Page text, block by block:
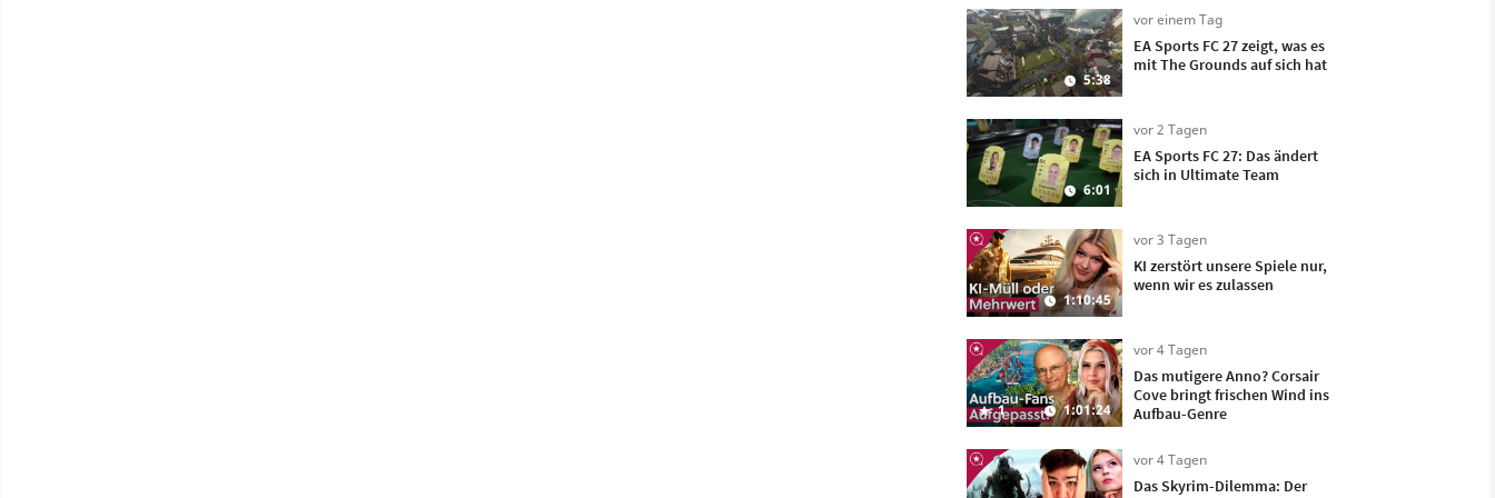
5:38
vor einem Tag
EA Sports FC 27 zeigt, was es
mit The Grounds auf sich hat
6:01
vor 2 Tagen
EA Sports FC 27: Das ändert
sich in Ultimate Team
1:10:45
vor 3 Tagen
KI zerstört unsere Spiele nur,
wenn wir es zulassen
1 1:01:24
vor 4 Tagen
Das mutigere Anno? Corsair
Cove bringt frischen Wind ins
Aufbau-Genre
vor 4 Tagen
Das Skyrim-Dilemma: Der